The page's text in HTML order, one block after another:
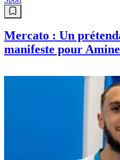
Mercato : Un
manifeste pour